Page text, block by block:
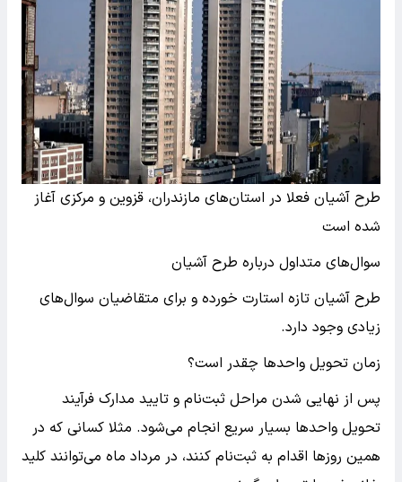
طرح آشیان فعلا در استان‌های مازندران، قزوین و مرکزی آغاز
شده است
سوال‌های متداول درباره طرح آشیان
طرح آشیان تازه استارت خورده و برای متقاضیان سوال‌های
زیادی وجود دارد.
زمان تحویل واحدها چقدر است؟
پس از نهایی شدن مراحل ثبت‌نام و تایید مدارک فرآیند
تحویل واحدها بسیار سریع انجام می‌شود. مثلا کسانی که در
همین روزها اقدام به ثبت‌نام کنند، در مرداد ماه می‌توانند کلید